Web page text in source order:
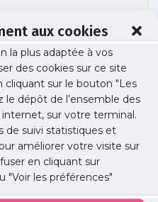
aux cookies
la plus adaptée à vos
des cookies sur ce site
sur le bouton "Les
le dépôt de l’ensemble des
sur votre terminal.
de suivi statistiques et
améliorer votre visite sur
en cliquant sur
"Voir les préférences"